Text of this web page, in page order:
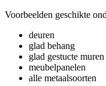
Voorbeelden geschikte
deuren
glad behang
glad gestucte muren
meubelpanelen
alle metaalsoorten